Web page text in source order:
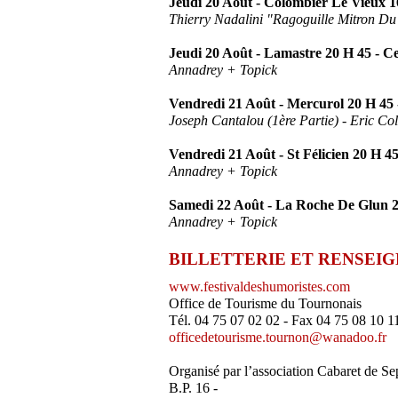
Thierry Nadalini "Ragoguille Mitron
Jeudi 20 Août - Lamastre 20 H 45 -
Annadrey + Topick
Vendredi 21 Août - Mercurol 20 H 45
Joseph Cantalou (1ère Partie) - Eric
Vendredi 21 Août - St Félicien 20 H
Annadrey + Topick
Samedi 22 Août - La Roche De Glun
Annadrey + Topick
BILLETTERIE ET
www.festivaldeshumoristes.com
Office de Tourisme du Tournonais
Tél. 04 75 07 02 02 - Fax 04 75 08 10
officedetourisme.tournon@wanadoo.fr
Organisé par l’association Cabaret de
B.P. 16 -